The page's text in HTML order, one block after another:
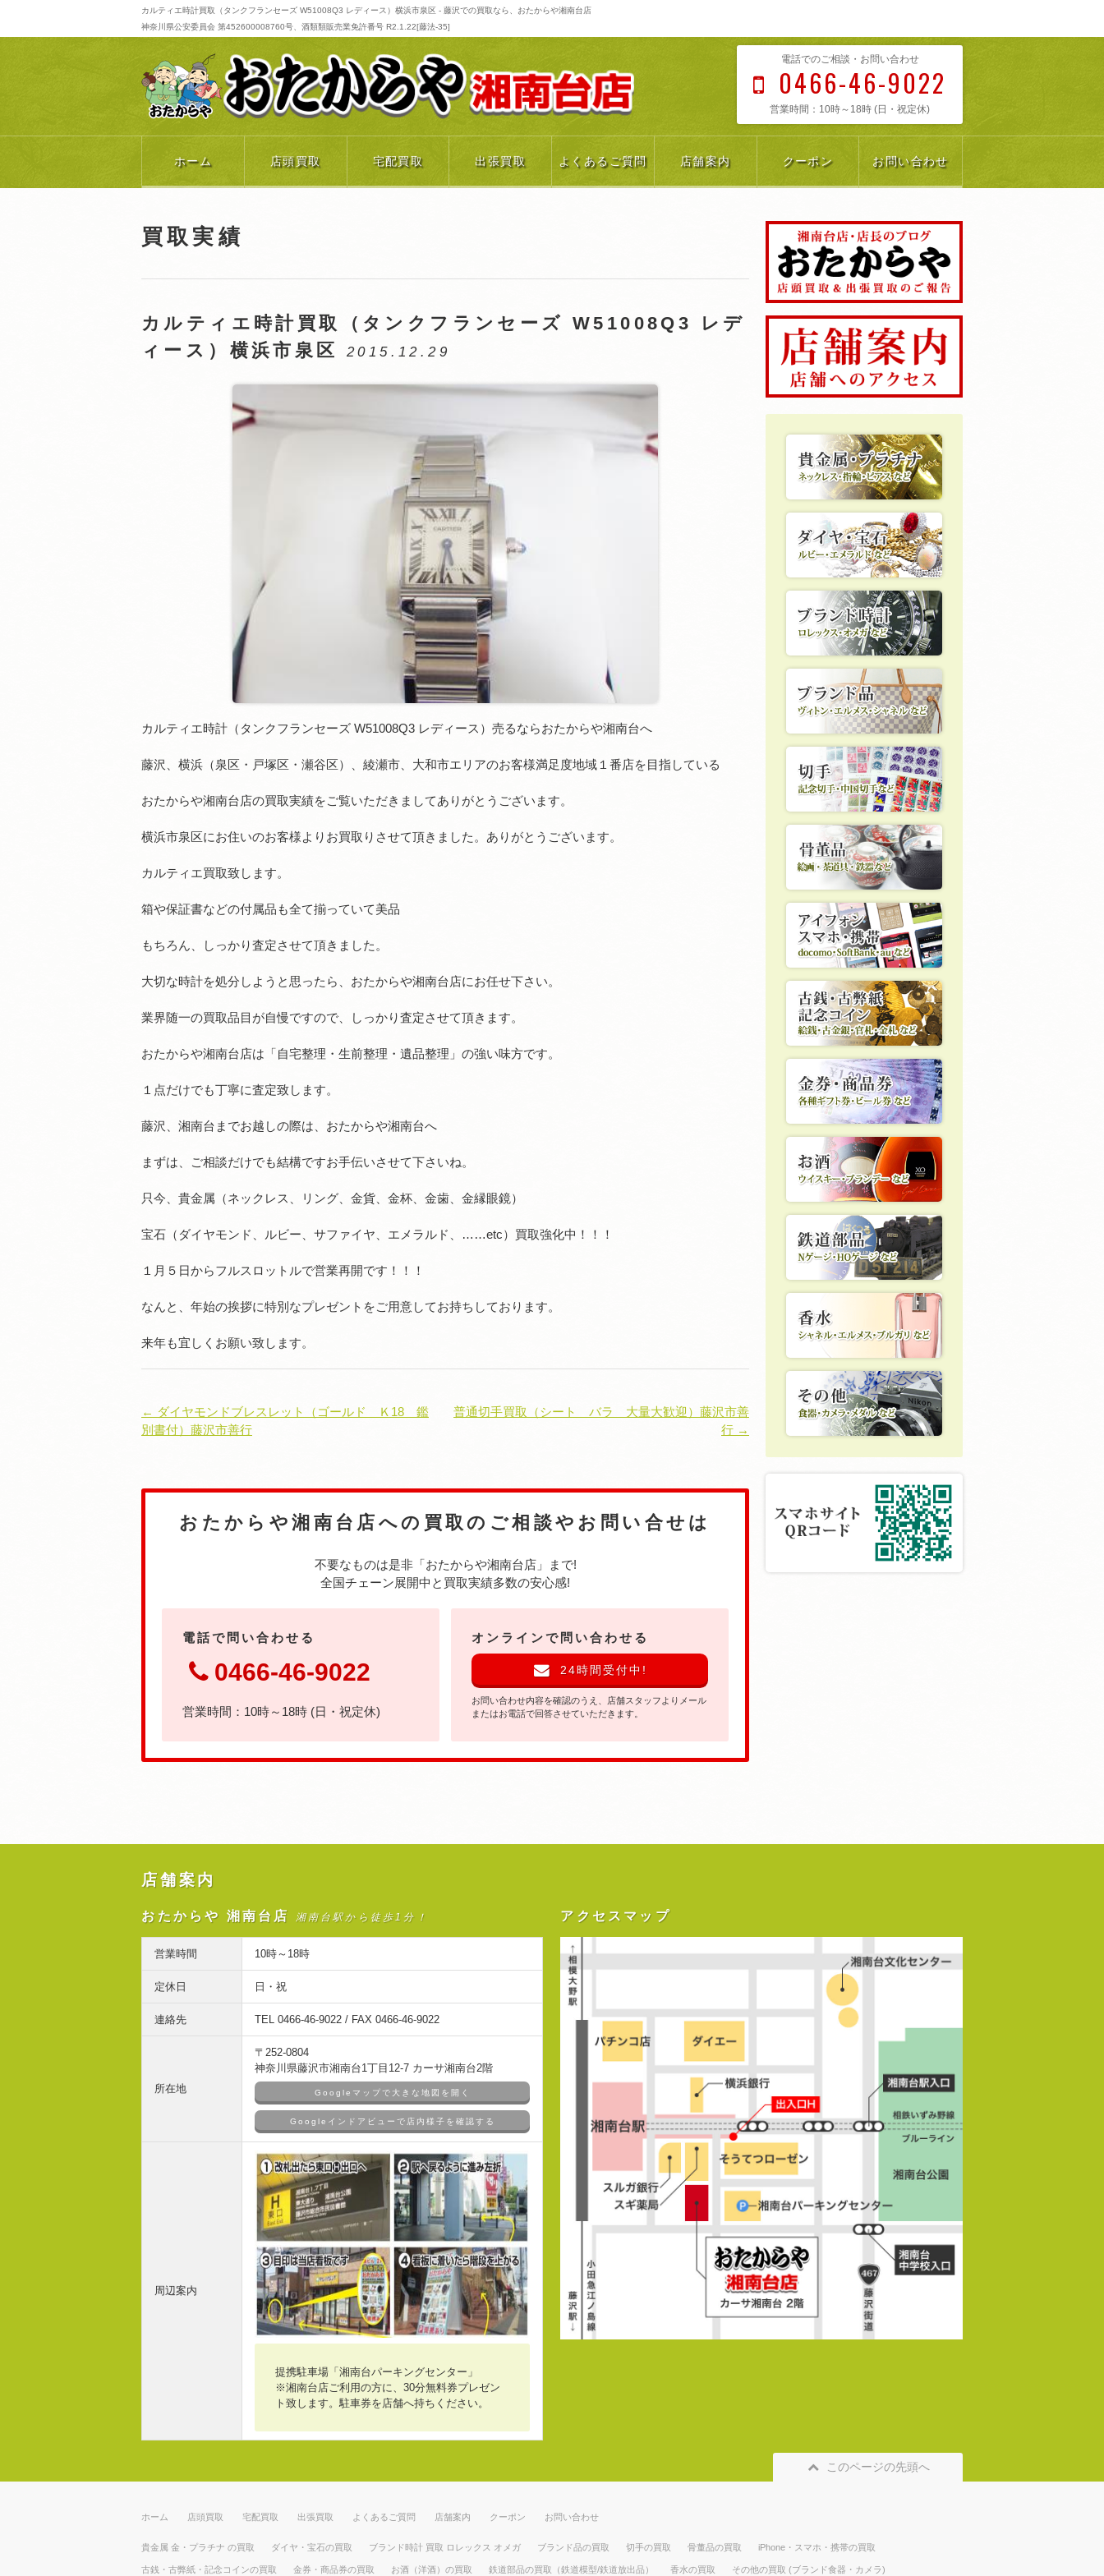
カルティエ時計買取（タンクフランセーズ W51008Q3 レディース）横浜市泉区 - 藤沢での買取なら、おたからや湘南台店
神奈川県公安委員会 第452600008760号、酒類類販売業免許番号 R2.1.22[藤法-35]
電話でのご相談・お問い合わせ
0466-46-9022
営業時間：10時～18時 (日・祝定休)
ホーム 店頭買取 宅配買取 出張買取 よくあるご質問 店舗案内 クーポン お問い合わせ
買取実績
カルティエ時計買取（タンクフランセーズ W51008Q3 レデ
ィース）横浜市泉区
2015.12.29
カルティエ時計（タンクフランセーズ W51008Q3 レディース）売るならおたからや湘南台へ
藤沢、横浜（泉区・戸塚区・瀬谷区）、綾瀬市、大和市エリアのお客様満足度地域１番店を目指している
おたからや湘南台店の買取実績をご覧いただきましてありがとうございます。
横浜市泉区にお住いのお客様よりお買取りさせて頂きました。ありがとうございます。
カルティエ買取致します。
箱や保証書などの付属品も全て揃っていて美品
もちろん、しっかり査定させて頂きました。
大切な時計を処分しようと思ったら、おたからや湘南台店にお任せ下さい。
業界随一の買取品目が自慢ですので、しっかり査定させて頂きます。
おたからや湘南台店は「自宅整理・生前整理・遺品整理」の強い味方です。
１点だけでも丁寧に査定致します。
藤沢、湘南台までお越しの際は、おたからや湘南台へ
まずは、ご相談だけでも結構ですお手伝いさせて下さいね。
只今、貴金属（ネックレス、リング、金貨、金杯、金歯、金縁眼鏡）
宝石（ダイヤモンド、ルビー、サファイヤ、エメラルド、……etc）買取強化中！！！
１月５日からフルスロットルで営業再開です！！！
なんと、年始の挨拶に特別なプレゼントをご用意してお持ちしております。
来年も宜しくお願い致します。
← ダイヤモンドブレスレット（ゴールド Ｋ18 鑑
別書付）藤沢市善行
普通切手買取（シート バラ 大量大歓迎）藤沢市善
行 →
おたからや湘南台店への 買取のご相談やお問い合せは
不要なものは是非「おたからや湘南台店」まで!
全国チェーン展開中と買取実績多数の安心感!
電話で問い合わせる
0466-46-9022
営業時間：10時～18時 (日・祝定休)
オンラインで問い合わせる
24時間受付中!
お問い合わせ内容を確認のうえ、店舗スタッフよりメール
またはお電話で回答させていただきます。
店舗案内
おたからや 湘南台店 湘南台駅から徒歩1分！
営業時間 10時～18時
定休日 日・祝
連絡先 TEL 0466-46-9022 / FAX 0466-46-9022
所在地
〒252-0804
神奈川県藤沢市湘南台1丁目12-7 カーサ湘南台2階
Googleマップで大きな地図を開く
Googleインドアビューで店内様子を確認する
周辺案内
提携駐車場「湘南台パーキングセンター」
※湘南台店ご利用の方に、30分無料券プレゼン
ト致します。駐車券を店舗へ持ちください。
アクセスマップ
このページの先頭へ
ホーム 店頭買取 宅配買取 出張買取 よくあるご質問 店舗案内 クーポン お問い合わせ
貴金属 金・プラチナ の買取 ダイヤ・宝石の買取 ブランド時計 買取 ロレックス オメガ ブランド品の買取 切手の買取 骨董品の買取 iPhone・スマホ・携帯の買取
古銭・古弊紙・記念コインの買取 金券・商品券の買取 お酒（洋酒）の買取 鉄道部品の買取（鉄道模型/鉄道放出品） 香水の買取 その他の買取 (ブランド食器・カメラ)